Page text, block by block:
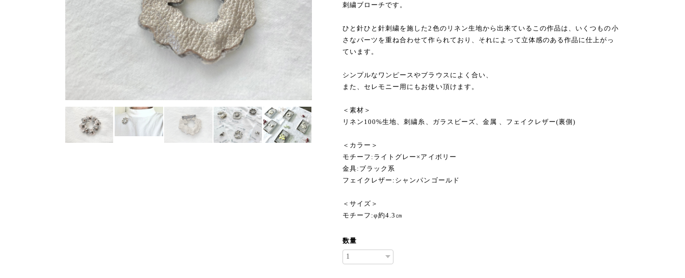
刺繍ブローチです。
ひと針ひと針刺繍を施した2色のリネン生地から出来ているこの作品は、いくつもの小
さなパーツを重ね合わせて作られており、それによって立体感のある作品に仕上がっ
ています。
シンプルなワンピースやブラウスによく合い、
また、セレモニー用にもお使い頂けます。
＜素材＞
リネン100%生地、刺繍糸、ガラスビーズ、金属 、フェイクレザー(裏側)
＜カラー＞
モチーフ:ライトグレー×アイボリー
金具:ブラック系
フェイクレザー:シャンパンゴールド
＜サイズ＞
モチーフ:φ約4.3㎝
数量